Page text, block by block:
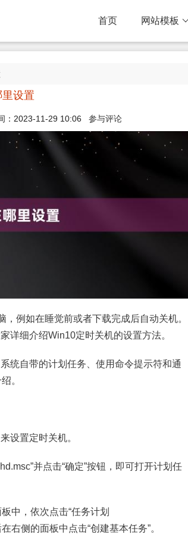
首页 网站模板
设置
：2023-11-29 10:06参与评论
例如在睡觉前或者下载完成后自动关机。
详细介绍Win10定时关机的设置方法。
统自带的计划任务、使用命令提示符和通
。
设置定时关机。
并点击“确定”按钮，即可打开计划任
中，依次点击“任务计划
右侧的面板中点击“创建基本任务”。